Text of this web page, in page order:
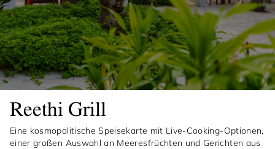
Reethi Grill
Eine kosmopolitische Speisekarte mit Live-Cooking-Optionen,
einer großen Auswahl an Meeresfrüchten und Gerichten aus